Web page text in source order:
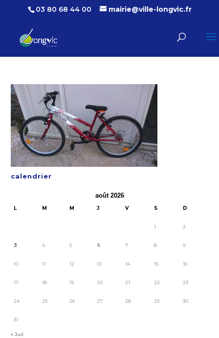
03 80 68 44 00 mairie@ville-longvic.fr
calendrier
août 2026
L M M J V S D
1 2
3 4 5 6 7 8 9
10 11 12 13 14 15 16
17 18 19 20 21 22 23
24 25 26 27 28 29 30
31
« Juil